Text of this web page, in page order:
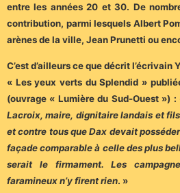
entre les années 20 et 30. De
contribution, parmi lesquels Albert
arènes de la ville, Jean Prunetti ou
C’est d’ailleurs ce que décrit
« Les yeux verts du Splendid »
(ouvrage « Lumière du Sud-Ouest ») :
Lacroix, maire, dignitaire landais et
et contre tous que Dax devait
façade comparable à celle des plus
serait le firmament. Les
faramineux n’y firent rien. »